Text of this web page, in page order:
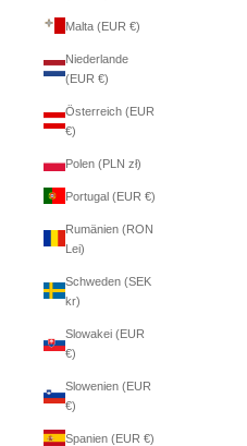
Malta (EUR €)
Niederlande
(EUR €)
Österreich (EUR
€)
Polen (PLN zł)
Portugal (EUR €)
Rumänien (RON
Lei)
Schweden (SEK
kr)
Slowakei (EUR
€)
Slowenien (EUR
€)
Spanien (EUR €)